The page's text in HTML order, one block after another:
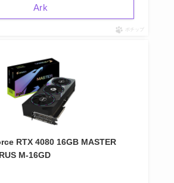
Ark
ポチップ
RTX 4080 16GB MASTER
M-16GD